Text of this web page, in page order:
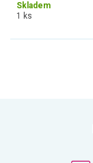
Skladem
1 ks